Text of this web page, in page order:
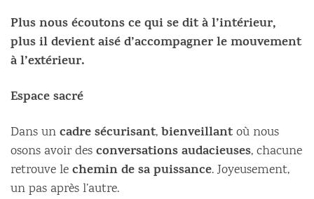
Plus nous écoutons ce qui se dit à l’intérieur,
plus il devient aisé d’accompagner le mouvement
à l’extérieur.
Espace sacré
Dans uncadre sécurisant,bienveillantoù nous
osons avoir desconversations audacieuses, chacune
retrouve lechemin de sa puissance. Joyeusement,
un pas après l’autre.